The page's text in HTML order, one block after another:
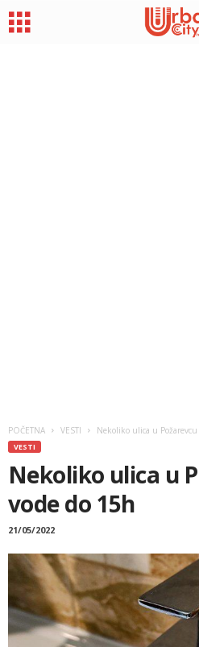
POČETNA VESTI Nekoliko ulica u
VESTI
Nekoliko ulica u
vode do 15h
21/05/2022